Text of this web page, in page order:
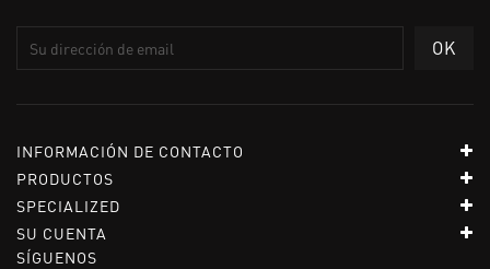
INFORMACIÓN DE CONTACTO
PRODUCTOS
SPECIALIZED
SU CUENTA
SÍGUENOS